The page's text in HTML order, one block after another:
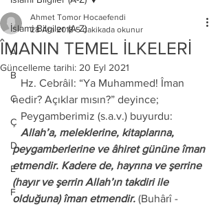
İslami Bilgiler (A-Z)
A
B
C
Ç
D
E
F
ÎMANIN TEMEL İLKELERİ
Ahmet Tomor Hocaefendi
28 Ara 2018 5 dakikada okunur
Güncelleme tarihi: 20 Eyl 2021
nedir? Açıklar mısın?” deyince;
   Peygamberimiz (s.a.v.) buyurdu:
peygamberlerine ve âhiret gününe îman
etmendir. Kadere de, hayrına ve şerrine
(hayır ve şerrin Allah’ın takdiri ile
olduğuna) îman etmendir. (Buhârî -